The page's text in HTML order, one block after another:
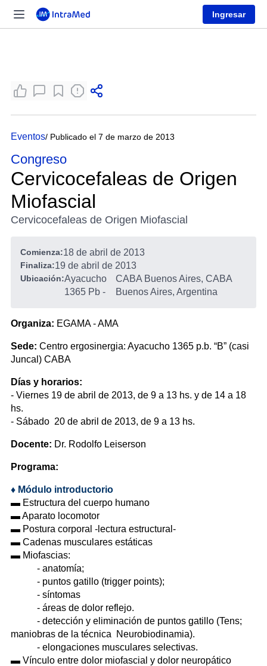
Ingresar
Eventos/ Publicado el 7 de marzo de 2013
Congreso
Cervicocefaleas de Origen
Miofascial
Cervicocefaleas de Origen Miofascial
Comienza:18 de abril de 2013
Finaliza:19 de abril de 2013
Ubicación:Ayacucho
1365 Pb -
CABA Buenos Aires, CABA
Buenos Aires, Argentina
Organiza: EGAMA - AMA
Sede: Centro ergosinergia: Ayacucho 1365 p.b. “B” (casi
Juncal) CABA
Días y horarios:
- Viernes 19 de abril de 2013, de 9 a 13 hs. y de 14 a 18
hs.
- Sábado 20 de abril de 2013, de 9 a 13 hs.
Docente: Dr. Rodolfo Leiserson
Programa:
♦ Módulo introductorio
▬ Estructura del cuerpo humano
▬ Aparato locomotor
▬ Postura corporal -lectura estructural-
▬ Cadenas musculares estáticas
▬ Miofascias:
- anatomía;
- puntos gatillo (trigger points);
- síntomas
- áreas de dolor reflejo.
- detección y eliminación de puntos gatillo (Tens;
maniobras de la técnica Neurobiodinamia).
- elongaciones musculares selectivas.
▬ Vínculo entre dolor miofascial y dolor neuropático